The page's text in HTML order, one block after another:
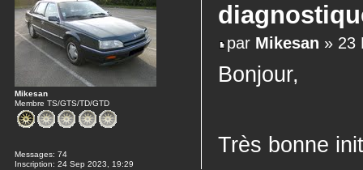
par Mikesan » 23
Bonjour,
Très bonne
Mikesan
Membre TS/GTS/TD/GTD
Messages: 74
Inscription: 24 Sep 2023, 19:29